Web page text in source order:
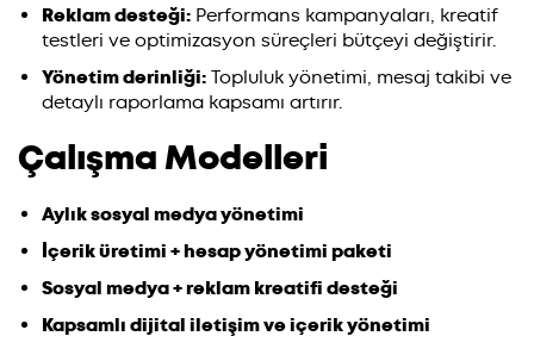
Reklam desteği: Performans kampanyaları, kreatif
testleri ve optimizasyon süreçleri bütçeyi değiştirir.
Yönetim derinliği: Topluluk yönetimi, mesaj takibi ve
detaylı raporlama kapsamı artırır.
Çalışma Modelleri
Aylık sosyal medya yönetimi
İçerik üretimi + hesap yönetimi paketi
Sosyal medya + reklam kreatifi desteği
Kapsamlı dijital iletişim ve içerik yönetimi